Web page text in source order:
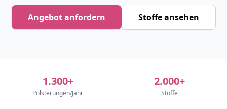
Angebot anfordern Stoffe ansehen
1.300+
Polsterungen/Jahr
2.000+
Stoffe